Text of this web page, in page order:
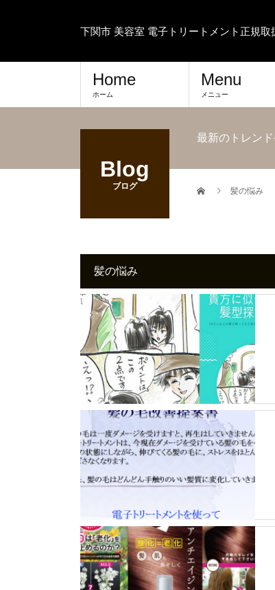
下関市 美容室 電子トリートメント正規
Home
ホーム
Menu
メニュー
Blog
ブログ
最新のトレン
髪の悩み
髪の悩み